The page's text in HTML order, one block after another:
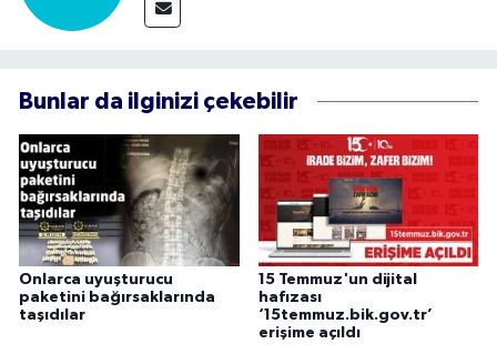
Bunlar da ilginizi çekebilir
Onlarca uyuşturucu
paketini bağırsaklarında
taşıdılar
15 Temmuz'un dijital
hafızası
‘15temmuz.bik.gov.tr’
erişime açıldı